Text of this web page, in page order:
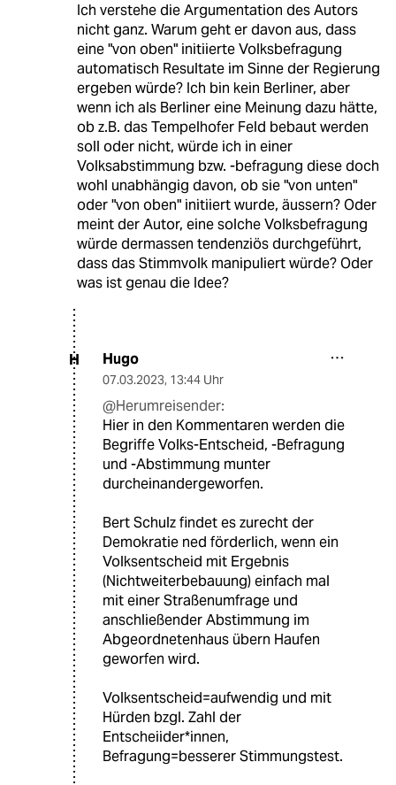
Ich verstehe die Argumentation des Autors
nicht ganz. Warum geht er davon aus, dass
eine "von oben" initiierte Volksbefragung
automatisch Resultate im Sinne der Regierung
ergeben würde? Ich bin kein Berliner, aber
wenn ich als Berliner eine Meinung dazu hätte,
ob z.B. das Tempelhofer Feld bebaut werden
soll oder nicht, würde ich in einer
Volksabstimmung bzw. -befragung diese doch
wohl unabhängig davon, ob sie "von unten"
oder "von oben" initiiert wurde, äussern? Oder
meint der Autor, eine solche Volksbefragung
würde dermassen tendenziös durchgeführt,
dass das Stimmvolk manipuliert würde? Oder
was ist genau die Idee?
H Hugo
07.03.2023, 13:44 Uhr
@Herumreisender:
Hier in den Kommentaren werden die
Begriffe Volks-Entscheid, -Befragung
und -Abstimmung munter
durcheinandergeworfen.
Bert Schulz findet es zurecht der
Demokratie ned förderlich, wenn ein
Volksentscheid mit Ergebnis
(Nichtweiterbebauung) einfach mal
mit einer Straßenumfrage und
anschließender Abstimmung im
Abgeordnetenhaus übern Haufen
geworfen wird.
Volksentscheid=aufwendig und mit
Hürden bzgl. Zahl der
Entscheiider*innen,
Befragung=besserer Stimmungstest.